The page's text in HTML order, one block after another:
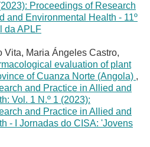
Proceedings of Research
and Environmental Health - 11º
da APLF
Vita, Maria Ángeles Castro,
evaluation of plant
of Cuanza Norte (Angola) ,
and Practice in Allied and
Vol. 1 N.º 1 (2023):
and Practice in Allied and
- I Jornadas do CISA: 'Jovens